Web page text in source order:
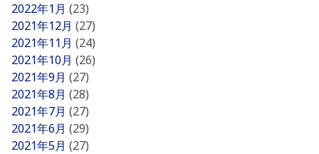
2022年1月 (23)
2021年12月 (27)
2021年11月 (24)
2021年10月 (26)
2021年9月 (27)
2021年8月 (28)
2021年7月 (27)
2021年6月 (29)
2021年5月 (27)